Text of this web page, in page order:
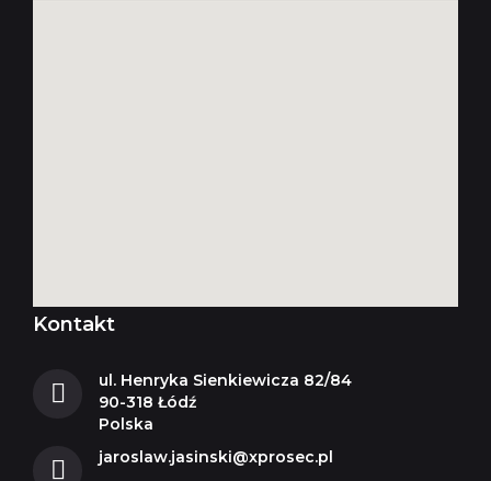
Kontakt
ul. Henryka Sienkiewicza 82/84
90-318 Łódź
Polska
jaroslaw.jasinski@xprosec.pl